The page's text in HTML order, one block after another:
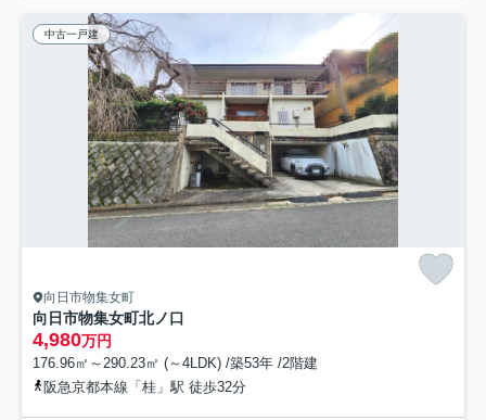
中古一戸建
向日市物集女町
向日市物集女町北ノ口
4,980万円
176.96㎡～290.23㎡ (～4LDK) /築53年 /2階建
阪急京都本線「桂」駅 徒歩32分